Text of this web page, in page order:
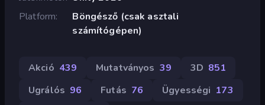
Platform
Böngésző (csak asztali
számítógépen)
Akció 439 Mutatványos 39 3D 851
Ugrálós 96 Futás 76 Ügyességi 173